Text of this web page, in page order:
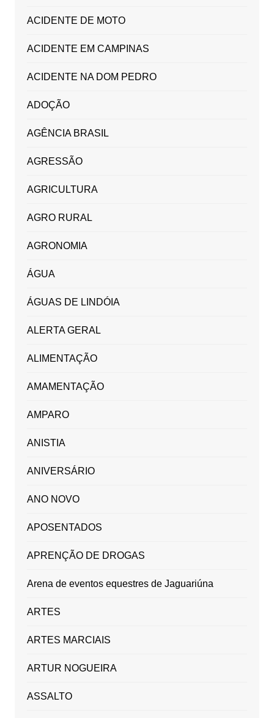
ACIDENTE DE MOTO
ACIDENTE EM CAMPINAS
ACIDENTE NA DOM PEDRO
ADOÇÃO
AGÊNCIA BRASIL
AGRESSÃO
AGRICULTURA
AGRO RURAL
AGRONOMIA
ÁGUA
ÁGUAS DE LINDÓIA
ALERTA GERAL
ALIMENTAÇÃO
AMAMENTAÇÃO
AMPARO
ANISTIA
ANIVERSÁRIO
ANO NOVO
APOSENTADOS
APRENÇÃO DE DROGAS
Arena de eventos equestres de Jaguariúna
ARTES
ARTES MARCIAIS
ARTUR NOGUEIRA
ASSALTO